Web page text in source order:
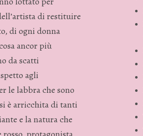
di restituire
di ogni donna
ancor più
da scatti
agli
le labbra che sono
è arricchita di tanti
e la natura che